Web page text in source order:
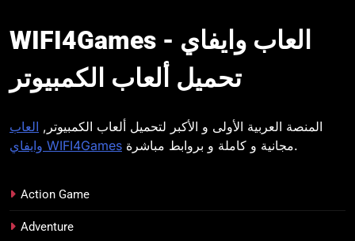
WIFI4Games العاب
وايفايWIFI4Games العاب وايفاي -
تحميل ألعاب الكمبيوتر
المنصة العربية الأولى و الأكبر لتحميل ألعاب الكمبيوتر, العاب
وايفاي WIFI4Games
مجانية و كاملة و بروابط مباشرة.
Action Game
Adventure